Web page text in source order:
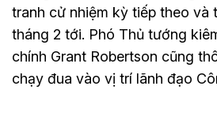
tranh cử nhiệm kỳ tiếp theo và
tháng 2 tới. Phó Thủ tướng
chính Grant Robertson cũng
chạy đua vào vị trí lãnh đạo